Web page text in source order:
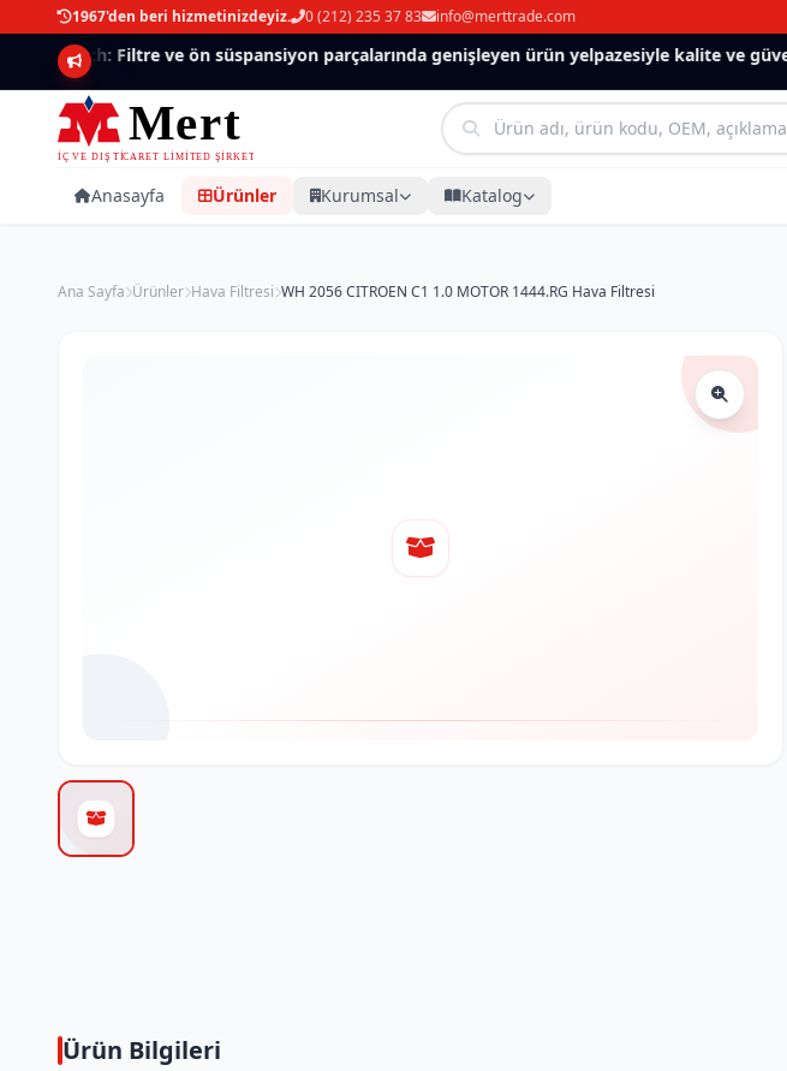
1967'den beri hizmetinizdeyiz. 0 (212) 235 37 83 info@merttrade.com
Mannlich: Filtre ve ön süspansiyon parçalarında genişleyen ürün yelpazesiyle kalite ve güven.
Anasayfa Ürünler Kurumsal Katalog
Ana Sayfa Ürünler Hava Filtresi WH 2056 CITROEN C1 1.0 MOTOR 1444.RG Hava Filtresi
Ürün Bilgileri